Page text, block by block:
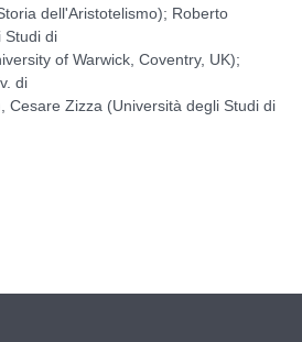
dell'Aristotelismo); Roberto
Studi di
of Warwick, Coventry, UK);
di
Cesare Zizza (Università degli Studi di